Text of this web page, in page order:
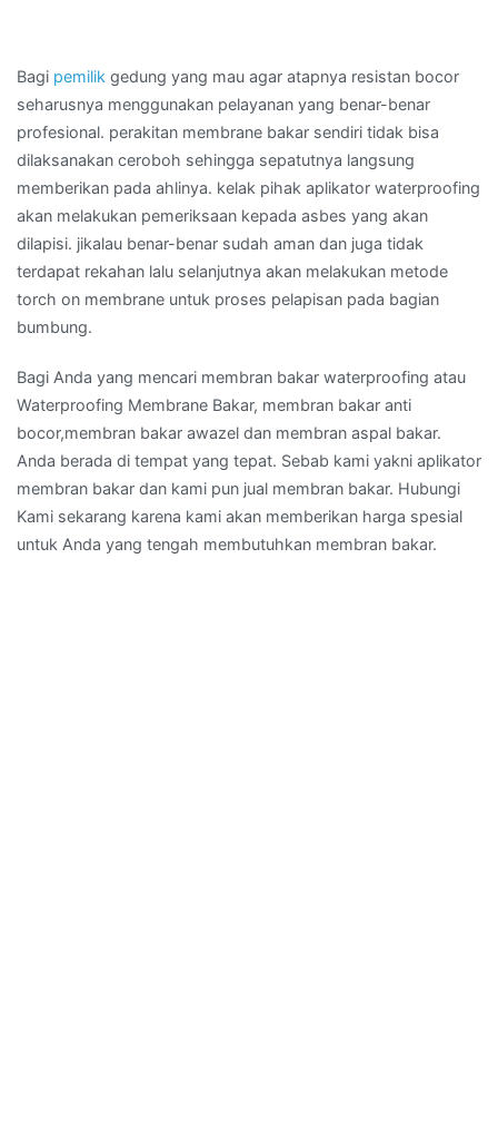
Bagi pemilik gedung yang mau agar atapnya resistan bocor
seharusnya menggunakan pelayanan yang benar-benar
profesional. perakitan membrane bakar sendiri tidak bisa
dilaksanakan ceroboh sehingga sepatutnya langsung
memberikan pada ahlinya. kelak pihak aplikator waterproofing
akan melakukan pemeriksaan kepada asbes yang akan
dilapisi. jikalau benar-benar sudah aman dan juga tidak
terdapat rekahan lalu selanjutnya akan melakukan metode
torch on membrane untuk proses pelapisan pada bagian
bumbung.
Bagi Anda yang mencari membran bakar waterproofing atau
Waterproofing Membrane Bakar, membran bakar anti
bocor,membran bakar awazel dan membran aspal bakar.
Anda berada di tempat yang tepat. Sebab kami yakni aplikator
membran bakar dan kami pun jual membran bakar. Hubungi
Kami sekarang karena kami akan memberikan harga spesial
untuk Anda yang tengah membutuhkan membran bakar.